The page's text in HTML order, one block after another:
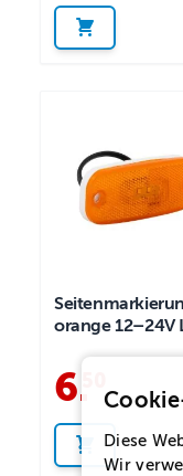
orange 12–24V
6.
Diese
Wir